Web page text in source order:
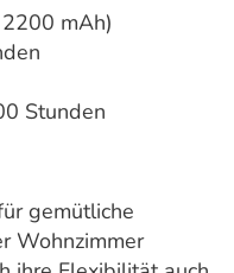
mAh)
Stunden
gemütliche
Wohnzimmer